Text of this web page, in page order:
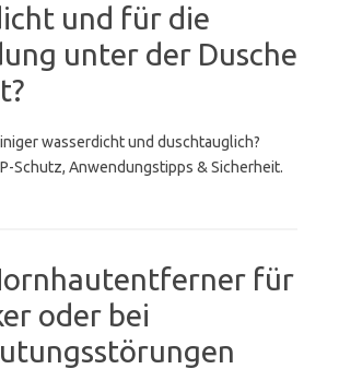
und für die
unter der Dusche
wasserdicht und duschtauglich?
Schutz, Anwendungstipps & Sicherheit.
für
oder bei